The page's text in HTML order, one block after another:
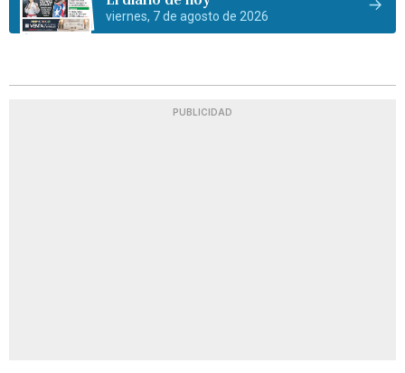
viernes, 7 de agosto de 2026
PUBLICIDAD